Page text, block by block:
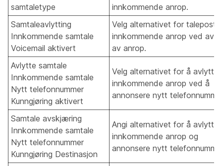
samtaletype
innkommende anrop.
Samtaleavlytting
Innkommende samtale
Voicemail aktivert
Velg alternativet for talepost
innkommende anrop ved
av anrop.
Avlytte samtale
Innkommende samtale
Nytt telefonnummer
Kunngjøring aktivert
Velg alternativet for å avlytte
innkommende anrop ved å
annonsere nytt
Samtale avskjæring
Innkommende samtale
Nytt telefonnummer
Kunngjøring Destinasjon
Angi alternativet for å avlytte
innkommende anrop og
annonsere nytt